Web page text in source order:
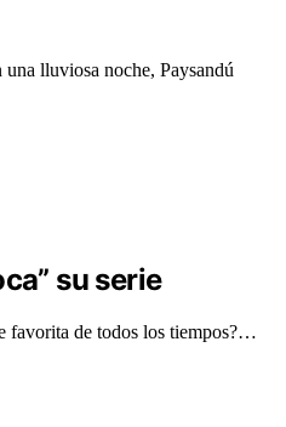
lluviosa noche, Paysandú
su serie
favorita de todos los tiempos?…